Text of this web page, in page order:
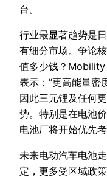
台。
行业最显著趋势是
有细分市场。争论
值多少钱？
表示：“更高能量密
因此三元锂及任何
势。特别是在电池
电池厂将开始优先
未来电动汽车电池
定，更多受区域政